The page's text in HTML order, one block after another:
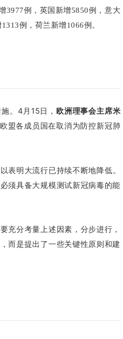
3977例，英国新增5850例，意大
例，荷兰新增1066例。
。4月15日， 欧洲理事会主席米
盟各成员国在取消为防控新冠肺
表明大流行已持续不断地降低。
须具备大规模测试新冠病毒的能
充分考量上述因素，分步进行，
而是提出了一些关键性原则和建